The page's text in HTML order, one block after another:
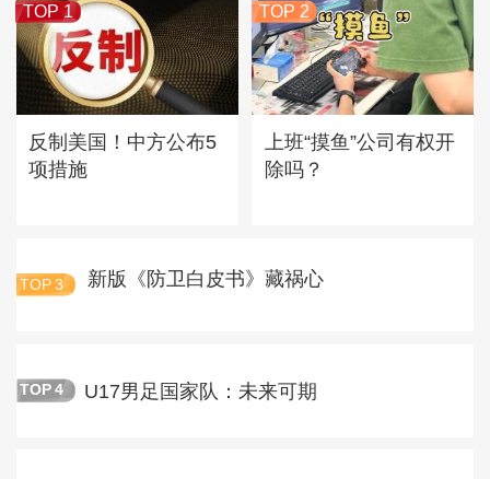
TOP 1
反制美国！中方公布5
项措施
TOP 2
上班“摸鱼”公司有权开
除吗？
TOP 3 新版《防卫白皮书》藏祸心
TOP 4 U17男足国家队：未来可期